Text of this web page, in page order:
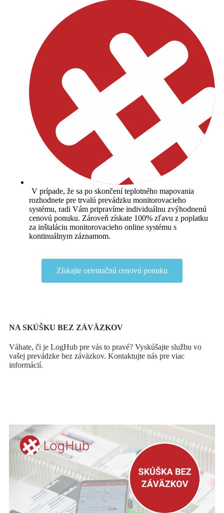
V prípade, že sa po skončení teplotného mapovania
rozhodnete pre trvalú prevádzku monitorovacieho
systému, radi Vám pripravíme individuálnu zvýhodnenú
cenovú ponuku. Zároveň získate 100% zľavu z poplatku
za inštaláciu monitorovacieho online systému s
kontinuálnym záznamom.
Získajte orientačnú cenovú ponuku
NA SKÚŠKU BEZ ZÁVÄZKOV
Váhate, či je LogHub pre vás to pravé? Vyskúšajte službu vo
vašej prevádzke bez záväzkov. Kontaktujte nás pre viac
informácií.